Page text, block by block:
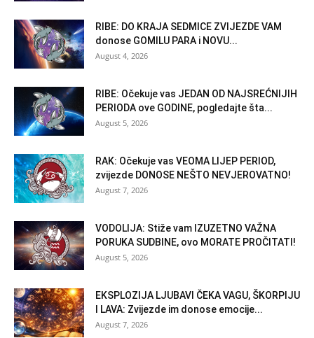
RIBE: DO KRAJA SEDMICE ZVIJEZDE VAM
donose GOMILU PARA i NOVU...
August 4, 2026
RIBE: Očekuje vas JEDAN OD NAJSREĆNIJIH
PERIODA ove GODINE, pogledajte šta...
August 5, 2026
RAK: Očekuje vas VEOMA LIJEP PERIOD,
zvijezde DONOSE NEŠTO NEVJEROVATNO!
August 7, 2026
VODOLIJA: Stiže vam IZUZETNO VAŽNA
PORUKA SUDBINE, ovo MORATE PROČITATI!
August 5, 2026
EKSPLOZIJA LJUBAVI ČEKA VAGU, ŠKORPIJU
I LAVA: Zvijezde im donose emocije...
August 7, 2026